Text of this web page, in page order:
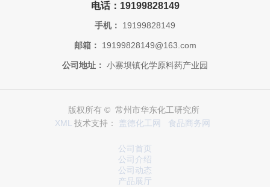
电话：19199828149
手机： 19199828149
邮箱： 19199828149@163.com
公司地址： 小寨坝镇化学原料药产业园
版权所有 © 常州市华东化工研究所
XML 技术支持： 盖德化工网 食品商务网
公司首页
公司介绍
公司动态
产品展厅